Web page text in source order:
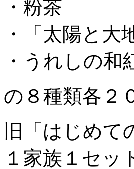
・粉茶
・「太陽と大
・うれしの和
の８種類各２
旧「はじめ
１家族１セッ